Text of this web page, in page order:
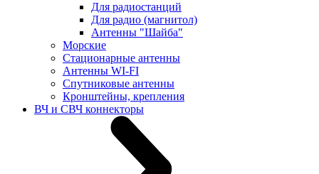
Для радиостанций
Для радио (магнитол)
Антенны "Шайба"
Морские
Стационарные антенны
Антенны WI-FI
Cпутниковые антенны
Кронштейны, крепления
ВЧ и СВЧ коннекторы